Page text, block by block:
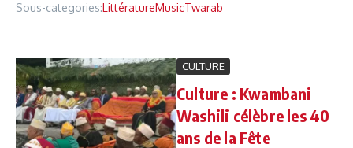
Sous-categories:LittératureMusicTwarab
CULTURE
Culture : Kwambani
Washili célèbre les 40
ans de la Fête